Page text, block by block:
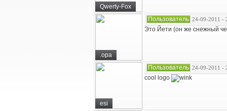
Qwerty-Fox
.opa
Пользователь 24-09-2011 -
Это Йети (он же снежный
esi
Пользователь 24-09-2011 -
cool logo